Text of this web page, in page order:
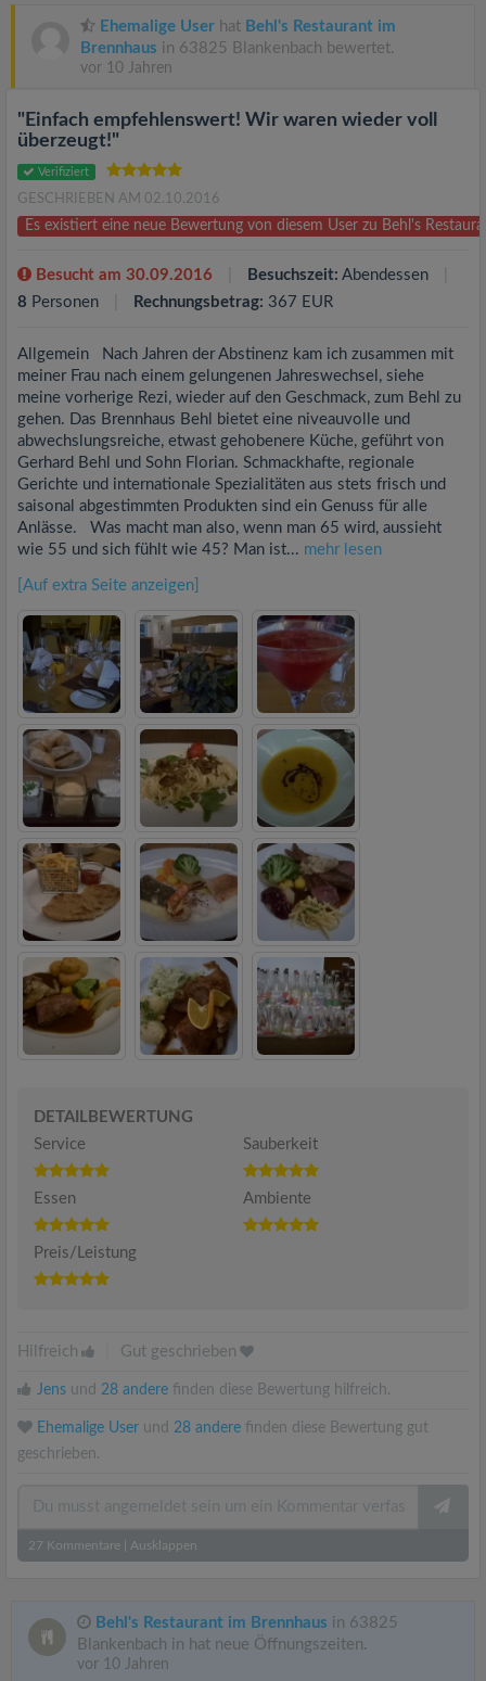
Ehemalige User hat Behl's Restaurant im
Brennhaus in 63825 Blankenbach bewertet.
vor 10 Jahren
"Einfach empfehlenswert! Wir waren wieder voll
überzeugt!"
Verifiziert
GESCHRIEBEN AM 02.10.2016
Es existiert eine neue Bewertung von diesem User zu Behl's
Besucht am 30.09.2016 Besuchszeit: Abendessen
8 Personen Rechnungsbetrag: 367 EUR
Allgemein Nach Jahren der Abstinenz kam ich zusammen mit
meiner Frau nach einem gelungenen Jahreswechsel, siehe
meine vorherige Rezi, wieder auf den Geschmack, zum Behl zu
gehen. Das Brennhaus Behl bietet eine niveauvolle und
abwechslungsreiche, etwast gehobenere Küche, geführt von
Gerhard Behl und Sohn Florian. Schmackhafte, regionale
Gerichte und internationale Spezialitäten aus stets frisch und
saisonal abgestimmten Produkten sind ein Genuss für alle
Anlässe. Was macht man also, wenn man 65 wird, aussieht
wie 55 und sich fühlt wie 45? Man ist... mehr lesen
[Auf extra Seite anzeigen]
DETAILBEWERTUNG
Service
Sauberkeit
Essen Ambiente
Preis/Leistung
Hilfreich Gut geschrieben
Jens und 28 andere finden diese Bewertung hilfreich.
Ehemalige User und 28 andere finden diese Bewertung gut
geschrieben.
27 Kommentare Ausklappen
Behl's Restaurant im Brennhaus in 63825
Blankenbach in hat neue Öffnungszeiten.
vor 10 Jahren